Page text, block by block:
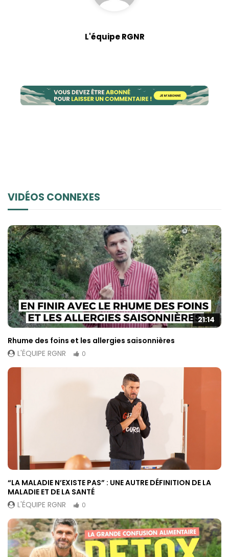
L'équipe RGNR
VIDÉOS CONNEXES
21:14
Rhume des foins et les allergies saisonnières
L'ÉQUIPE RGNR
0
“LA MALADIE N’EXISTE PAS” : UNE AUTRE DÉFINITION DE LA
MALADIE ET DE LA SANTÉ
L'ÉQUIPE RGNR
0